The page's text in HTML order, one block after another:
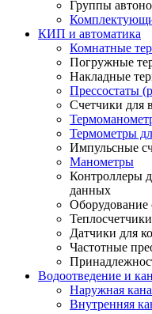
Группы
КИП и автоматика
Комнатные
Погружные
Накладные
Прессостаты
Счетчики для
Термометры
Импульсные
Манометры
Контроллеры
данных
Оборудование
Датчики для
Частотные
Водоотведение и
Наружная
Внутренняя